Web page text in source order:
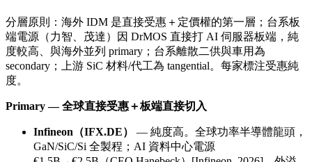
分層原則：海外 IDM 是直接受惠＋定價權的第一層；台系板
端電源（力智、茂達）因 DrMOS 直接打 AI 伺服器板端，純
度較高、與海外並列 primary；台系離散二供與車用為
secondary；上游 SiC 材料/代工為 tangential。每家標注受惠純
度。
Primary — 全球直接受惠＋板端直接切入
Infineon（IFX.DE）
— 純度高。全球功率半導體龍頭，
GaN/SiC/Si 全製程；AI 資料中心電源